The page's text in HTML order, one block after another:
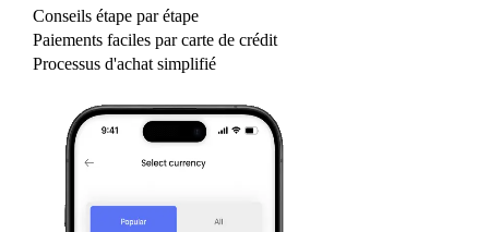
Conseils étape par étape
Paiements faciles par carte de crédit
Processus d'achat simplifié